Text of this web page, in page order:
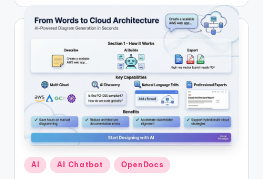
Опубликовано
AI AI Chatbot OpenDocs